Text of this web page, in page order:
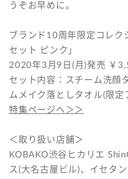
うぞお早めに。
ブランド10周年限定コレク
セット ピンク」
2020年3月9日(月)発売 ￥
セット内容：スチーム洗顔
ムメイク落としタオル(限定
特集ページへ＞＞
＜取り扱い店舗＞
KOBAKO渋谷ヒカリエ
ス(大名古屋ビル)、イセタ